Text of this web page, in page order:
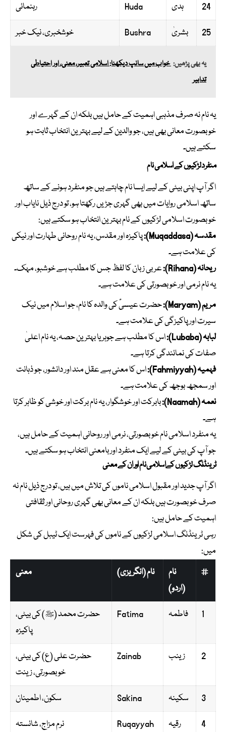
24 ہدی Huda رہنمائی
25 بشریٰ Bushra خوشخبری، نیک خبر
یہ بھی پڑھیں:خواب میں سانپ دیکھنا: اسلامی تعبیر، معنی، اور احتیاطی
تدابیر
یہ نام نہ صرف مذہبی اہمیت کے حامل ہیں بلکہ ان کے گہرے اور
خوبصورت معانی بھی ہیں، جو والدین کے لیے بہترین انتخاب ثابت ہو
سکتے ہیں۔
منفرد لڑکیوں کے اسلامی نام
اگر آپ اپنی بیٹی کے لیے ایسا نام چاہتے ہیں جو منفرد ہونے کے ساتھ
ساتھ اسلامی روایات میں بھی گہری جڑیں رکھتا ہو، تو درج ذیل نایاب اور
خوبصورت اسلامی لڑکیوں کے نام بہترین انتخاب ہو سکتے ہیں:
مقدسہ (Muqaddasa):
پاکیزہ اور مقدس، یہ نام روحانی طہارت اور نیکی
کی علامت ہے۔
ریحانہ (Rihana):
عربی زبان کا لفظ جس کا مطلب ہے خوشبو، مہک۔
یہ نام نرمی اور خوبصورتی کی علامت ہے۔
مریم (Maryam):
حضرت عیسیٰؑ کی والدہ کا نام، جو اسلام میں نیک
سیرت اور پاکیزگی کی علامت ہے۔
لبابہ (Lubaba):
اس کا مطلب ہے جوہر یا بہترین حصہ، یہ نام اعلیٰ
صفات کی نمائندگی کرتا ہے۔
فہمیہ (Fahmiyyah):
اس کا معنی ہے عقل مند اور دانشور، جو ذہانت
اور سمجھ بوجھ کی علامت ہے۔
نعمہ (Naamah):
بابرکت اور خوشگوار، یہ نام برکت اور خوشی کو ظاہر کرتا
ہے۔
یہ منفرد اسلامی نام خوبصورتی، نرمی اور روحانی اہمیت کے حامل ہیں،
جو آپ کی بیٹی کے لیے ایک منفرد اور بامعنی انتخاب ہو سکتے ہیں۔
ٹرینڈنگ لڑکیوں کےاسلامی نام اور ان کے معنی
اگر آپ جدید اور مقبول اسلامی ناموں کی تلاش میں ہیں، تو درج ذیل نام نہ
صرف خوبصورت ہیں بلکہ ان کے معانی بھی گہری روحانی اور ثقافتی
اہمیت کے حامل ہیں:
رہی ٹرینڈنگ اسلامی لڑکیوں کے ناموں کی فہرست ایک ٹیبل کی شکل
میں:
#
نام
(اردو)
نام (انگریزی) معنی
1 فاطمہ Fatima
حضرت محمد (ﷺ) کی بیٹی،
پاکیزہ
2 زینب Zainab
حضرت علی (ع) کی بیٹی،
خوبصورتی، زینت
3 سکینہ Sakina سکون، اطمینان
4 رقیہ Ruqayyah نرم مزاج، شائستہ